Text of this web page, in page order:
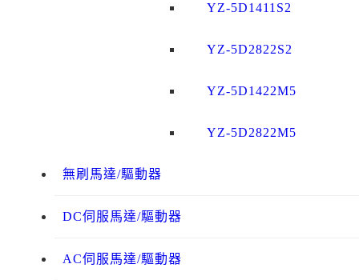
YZ-5D1411S2
YZ-5D2822S2
YZ-5D1422M5
YZ-5D2822M5
無刷馬達/驅動器
DC伺服馬達/驅動器
AC伺服馬達/驅動器